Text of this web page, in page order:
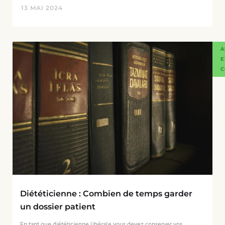
13 MAI 2024
Diététicienne : Combien de temps garder
un dossier patient